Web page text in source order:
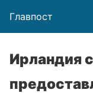
Главпост
Ирландия